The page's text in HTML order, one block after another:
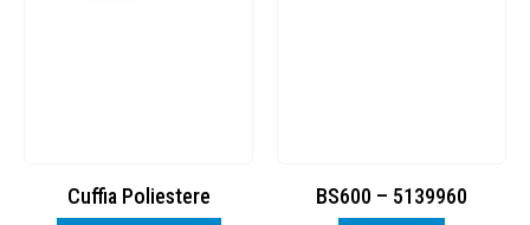
Cuffia Poliestere BS600 – 5139960